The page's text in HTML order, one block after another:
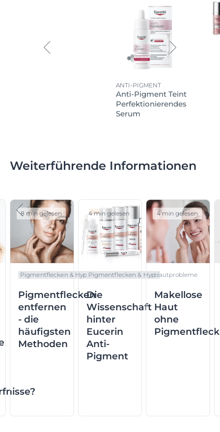
ANTI-PIGMENT
Anti-Pigment Teint
Perfektionierendes
Serum
Weiterführende Informationen
Pigmentflecken & Hyp...
Pigmentflecken
entfernen
- die
häufigsten
Methoden
8 min gelesen
Pigmentflecken & Hyp...
Die
Wissenschaft
hinter
Eucerin
Anti-
Pigment
4 min gelesen
Hautprobleme
Makellose
Haut
ohne
4 min gelesen